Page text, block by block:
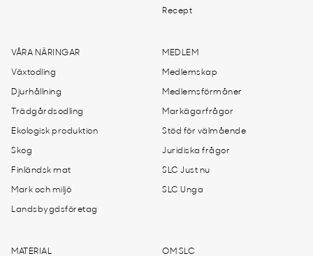
Recept
VÅRA NÄRINGAR
Växtodling
Djurhållning
Trädgårdsodling
Ekologisk produktion
Skog
Finländsk mat
Mark och miljö
Landsbygdsföretag
MEDLEM
Medlemskap
Medlemsförmåner
Markägarfrågor
Stöd för välmående
Juridiska frågor
SLC Just nu
SLC Unga
MATERIAL OM SLC